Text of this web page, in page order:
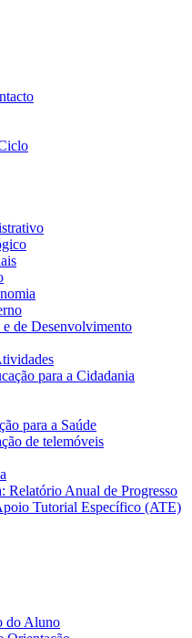
e de Desenvolvimento
para a Cidadania
para a Saúde
de telemóveis
Relatório Anual de Progresso
Tutorial Específico (ATE)
do Aluno